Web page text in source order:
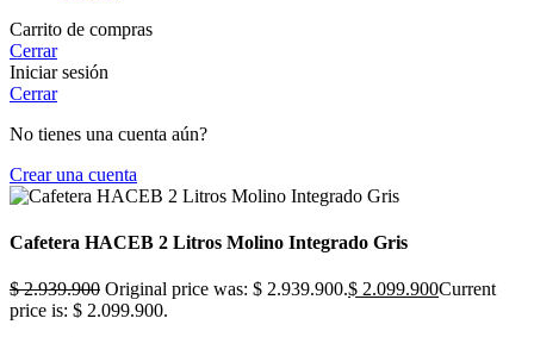
Carrito de compras
Cerrar
Iniciar sesión
Cerrar
No tienes una cuenta aún?
Crear una cuenta
Cafetera HACEB 2 Litros Molino Integrado Gris
$2.939.900 Original price was: $ 2.939.900.$ 2.099.900Current
price is: $ 2.099.900.